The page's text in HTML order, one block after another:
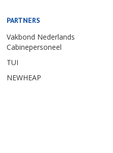
PARTNERS
Vakbond Nederlands
Cabinepersoneel
TUI
NEWHEAP